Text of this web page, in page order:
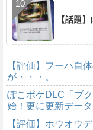
【話題
【評価】フーパ自
が・・・。
ぽこポケDLC「ブ
始！更に更新デー
【評価】ホウオウ